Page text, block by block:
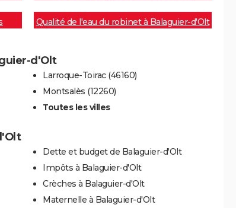
Qualité de l'eau du robinet à Balaguier-d'Olt
d'Olt
Larroque-Toirac (46160)
Montsalès (12260)
Toutes les villes
Dette et budget de Balaguier-d'Olt
Impôts à Balaguier-d'Olt
Crèches à Balaguier-d'Olt
Maternelle à Balaguier-d'Olt